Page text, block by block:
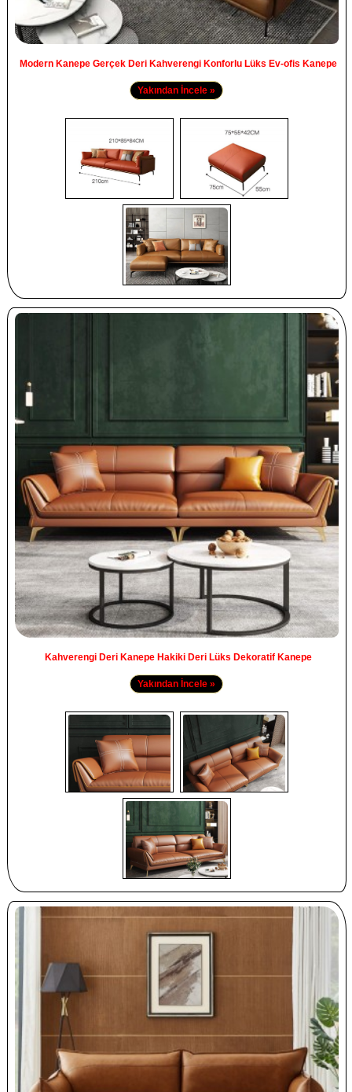
Modern Kanepe Gerçek Deri Kahverengi Konforlu Lüks Ev-ofis Kanepe
Yakından İncele »
Kahverengi Deri Kanepe Hakiki Deri Lüks Dekoratif Kanepe
Yakından İncele »